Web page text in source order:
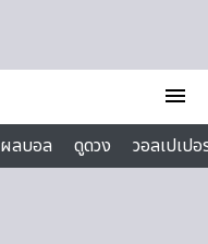
menu
ผลบอล ดูดวง
วอลเปเป